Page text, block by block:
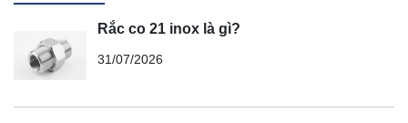
Rắc co 21 inox là gì?
31/07/2026